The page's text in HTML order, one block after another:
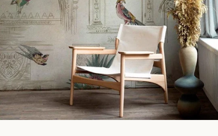
FacebookPinterestInstagram